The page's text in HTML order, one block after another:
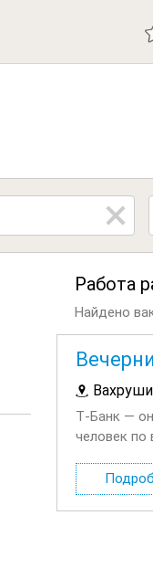
Работа
Найдено
Вахруши
Т‑Банк —
человек по